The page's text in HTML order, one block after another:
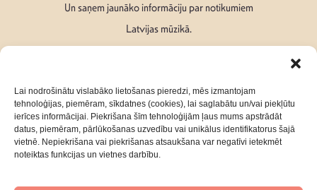
Lai nodrošinātu vislabāko lietošanas pieredzi, mēs izmantojam
tehnoloģijas, piemēram, sīkdatnes (cookies), lai saglabātu un/vai piekļūtu
ierīces informācijai. Piekrišana šīm tehnoloģijām ļaus mums apstrādāt
datus, piemēram, pārlūkošanas uzvedību vai unikālus identifikatorus šajā
vietnē. Nepiekrišana vai piekrišanas atsaukšana var negatīvi ietekmēt
noteiktas funkcijas un vietnes darbību.
Un saņem jaunāko informāciju par notikumiem
Latvijas mūzikā.
Seko mums: